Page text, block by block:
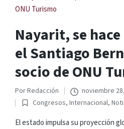
Nayarit, se
el Santiago
socio de ONU
Publicado
por
PorRedacción
noviembre
Publicado
en
Congresos, Internacional,
El estado impulsa su proyección